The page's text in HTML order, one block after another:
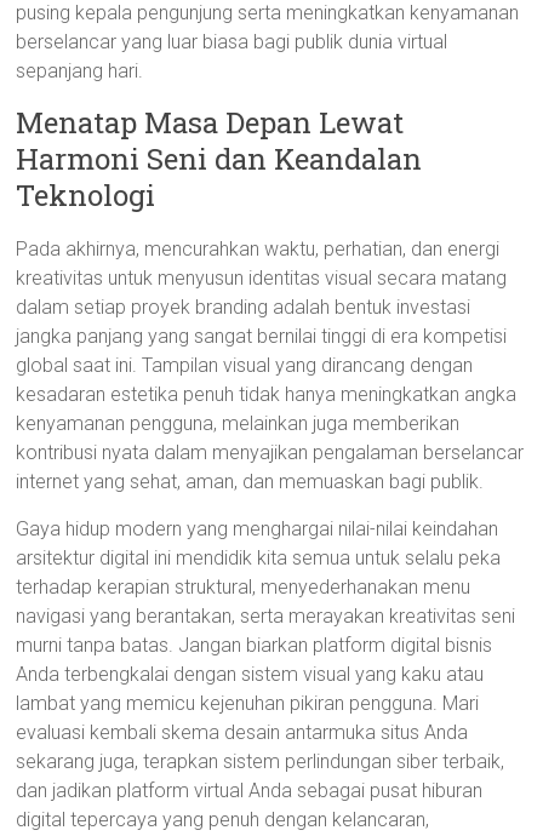
pusing kepala pengunjung serta meningkatkan kenyamanan
berselancar yang luar biasa bagi publik dunia virtual
sepanjang hari.
Menatap Masa Depan Lewat
Harmoni Seni dan Keandalan
Teknologi
Pada akhirnya, mencurahkan waktu, perhatian, dan energi
kreativitas untuk menyusun identitas visual secara matang
dalam setiap proyek branding adalah bentuk investasi
jangka panjang yang sangat bernilai tinggi di era kompetisi
global saat ini. Tampilan visual yang dirancang dengan
kesadaran estetika penuh tidak hanya meningkatkan angka
kenyamanan pengguna, melainkan juga memberikan
kontribusi nyata dalam menyajikan pengalaman berselancar
internet yang sehat, aman, dan memuaskan bagi publik.
Gaya hidup modern yang menghargai nilai-nilai keindahan
arsitektur digital ini mendidik kita semua untuk selalu peka
terhadap kerapian struktural, menyederhanakan menu
navigasi yang berantakan, serta merayakan kreativitas seni
murni tanpa batas. Jangan biarkan platform digital bisnis
Anda terbengkalai dengan sistem visual yang kaku atau
lambat yang memicu kejenuhan pikiran pengguna. Mari
evaluasi kembali skema desain antarmuka situs Anda
sekarang juga, terapkan sistem perlindungan siber terbaik,
dan jadikan platform virtual Anda sebagai pusat hiburan
digital tepercaya yang penuh dengan kelancaran,